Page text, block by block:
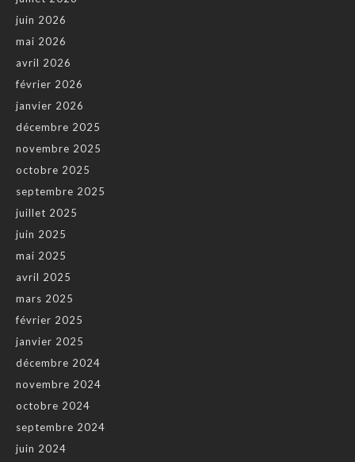
juin 2026
mai 2026
avril 2026
février 2026
janvier 2026
décembre 2025
novembre 2025
octobre 2025
septembre 2025
juillet 2025
juin 2025
mai 2025
avril 2025
mars 2025
février 2025
janvier 2025
décembre 2024
novembre 2024
octobre 2024
septembre 2024
juin 2024